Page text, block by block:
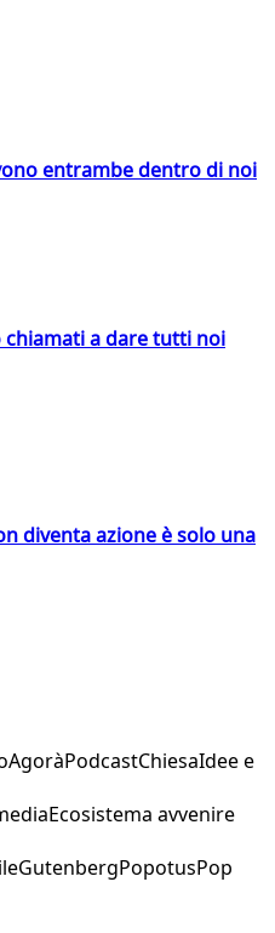
entrambe dentro di noi
a dare tutti noi
diventa azione è solo una
AgoràPodcastChiesaIdee e
Ecosistema avvenire
GutenbergPopotusPop